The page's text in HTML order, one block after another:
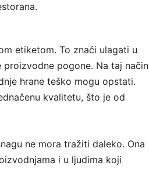
etiketom. To znači ulagati u
pogone. Na taj način
hrane teško mogu opstati.
kvalitetu, što je od
ne mora tražiti daleko. Ona
i u ljudima koji